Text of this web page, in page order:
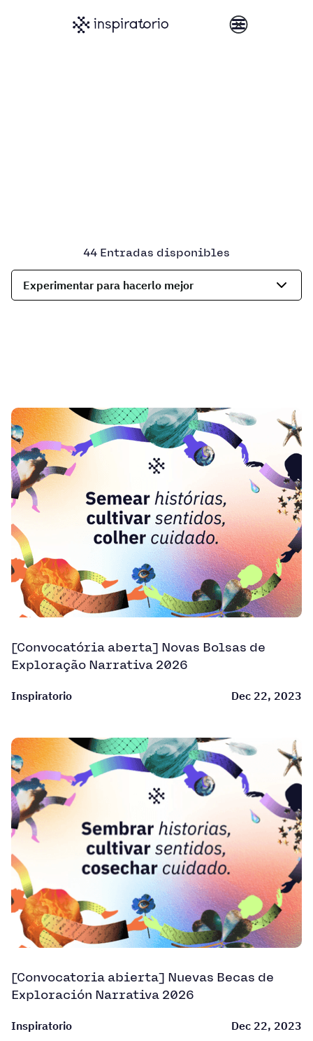
44 Entradas disponibles
Experimentar para hacerlo mejor
Experimentar para hacerlo mejor
Investigación de audiencias para
activistas
Transformando el apocalipsis en
esperanza
Creando narrativas para cambiar la
[Convocatória aberta] Novas Bolsas de
Exploração Narrativa 2026
Inspiratorio Dec 22, 2023
[Convocatoria abierta] Nuevas Becas de
Exploración Narrativa 2026
Inspiratorio Dec 22, 2023